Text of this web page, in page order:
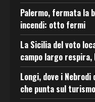
Palermo, fermata la
incendi: otto fermi
La Sicilia del voto
campo largo respira,
Longi, dove i
che punta sul